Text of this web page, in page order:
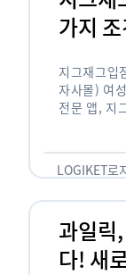
가지
지그재그입
자사몰) 여
전문 앱, 지
LOGIKET로
과일릭
다! 새